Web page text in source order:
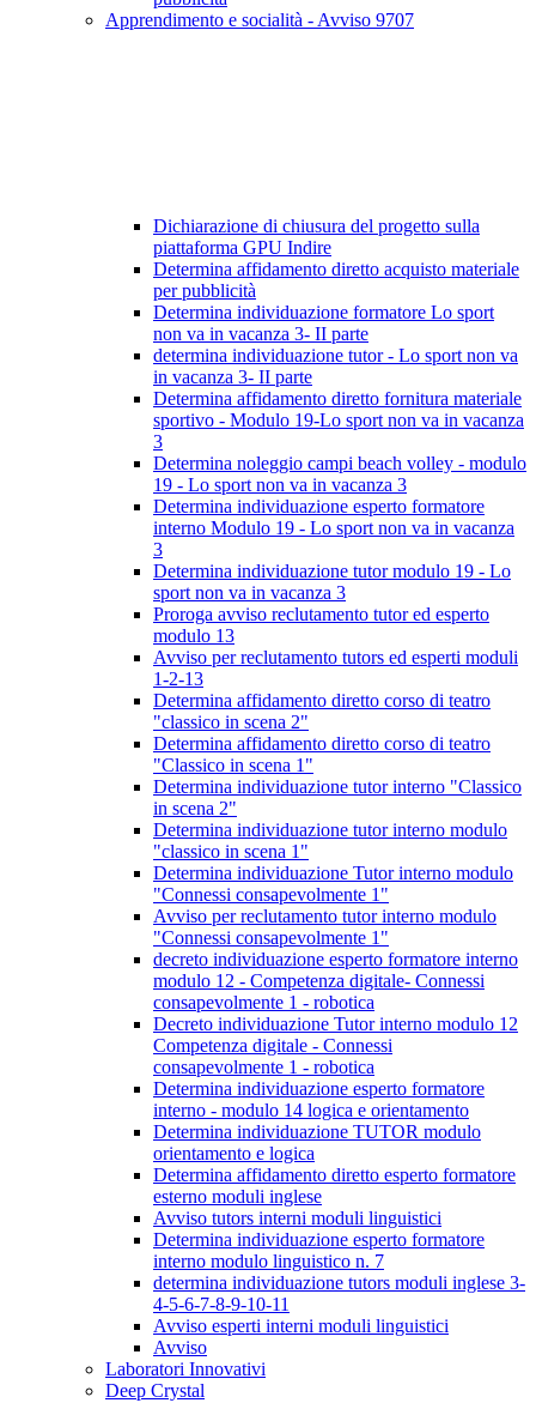
Apprendimento e socialità - Avviso 9707
Dichiarazione di chiusura del progetto sulla
piattaforma GPU Indire
Determina affidamento diretto acquisto materiale
per pubblicità
Determina individuazione formatore Lo sport
non va in vacanza 3- II parte
determina individuazione tutor - Lo sport non va
in vacanza 3- II parte
Determina affidamento diretto fornitura materiale
sportivo - Modulo 19-Lo sport non va in vacanza
3
Determina noleggio campi beach volley - modulo
19 - Lo sport non va in vacanza 3
Determina individuazione esperto formatore
interno Modulo 19 - Lo sport non va in vacanza
3
Determina individuazione tutor modulo 19 - Lo
sport non va in vacanza 3
Proroga avviso reclutamento tutor ed esperto
modulo 13
Avviso per reclutamento tutors ed esperti moduli
1-2-13
Determina affidamento diretto corso di teatro
"classico in scena 2"
Determina affidamento diretto corso di teatro
"Classico in scena 1"
Determina individuazione tutor interno "Classico
in scena 2"
Determina individuazione tutor interno modulo
"classico in scena 1"
Determina individuazione Tutor interno modulo
"Connessi consapevolmente 1"
Avviso per reclutamento tutor interno modulo
"Connessi consapevolmente 1"
decreto individuazione esperto formatore interno
modulo 12 - Competenza digitale- Connessi
consapevolmente 1 - robotica
Decreto individuazione Tutor interno modulo 12
Competenza digitale - Connessi
consapevolmente 1 - robotica
Determina individuazione esperto formatore
interno - modulo 14 logica e orientamento
Determina individuazione TUTOR modulo
orientamento e logica
Determina affidamento diretto esperto formatore
esterno moduli inglese
Avviso tutors interni moduli linguistici
Determina individuazione esperto formatore
interno modulo linguistico n. 7
determina individuazione tutors moduli inglese 3-
4-5-6-7-8-9-10-11
Avviso esperti interni moduli linguistici
Avviso
Laboratori Innovativi
Deep Crystal